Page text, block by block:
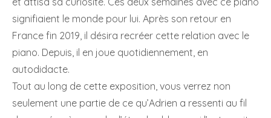
signifiaient le monde pour lui. Après son retour en
France fin 2019, il désira recréer cette relation avec le
piano. Depuis, il en joue quotidiennement, en
autodidacte.
Tout au long de cette exposition, vous verrez non
seulement une partie de ce qu’Adrien a ressenti au fil